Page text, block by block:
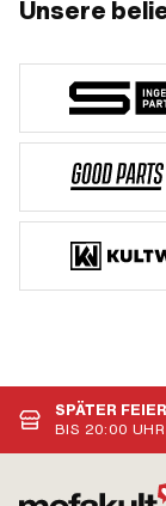
Unsere
SPÄTER
BIS 20:00 UHR